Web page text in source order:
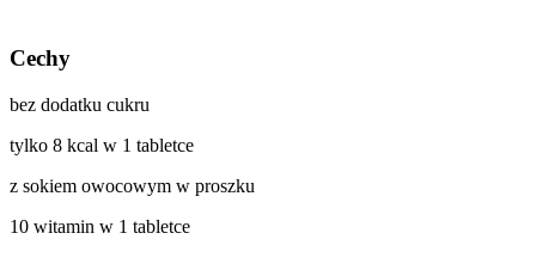
Cechy
bez dodatku cukru
tylko 8 kcal w 1 tabletce
z sokiem owocowym w proszku
10 witamin w 1 tabletce